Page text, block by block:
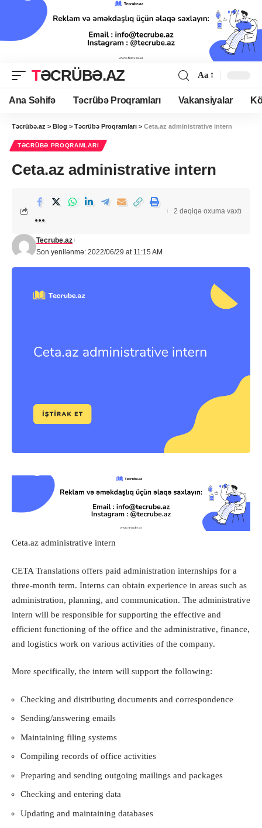
TƏCRÜBƏ.AZ Aa
Ana Səhifə Təcrübə Proqramları Vakansiyalar
Təcrübə.az > Blog > Təcrübə Proqramları > Ceta.az administrative intern
TƏCRÜBƏ PROQRAMLARI
Ceta.az administrative intern
Son yenilənmə: 2022/06/29 at 11:15 AM
Tecrube.az
2 dəqiqə oxuma vaxtı
Ceta.az administrative intern
CETA Translations offers paid administration internships for a
three-month term. Interns can obtain experience in areas such as
administration, planning, and communication. The administrative
intern will be responsible for supporting the effective and
efficient functioning of the office and the administrative, finance,
and logistics work on various activities of the company.
More specifically, the intern will support the following:
Checking and distributing documents and correspondence
Sending/answering emails
Maintaining filing systems
Compiling records of office activities
Preparing and sending outgoing mailings and packages
Checking and entering data
Updating and maintaining databases